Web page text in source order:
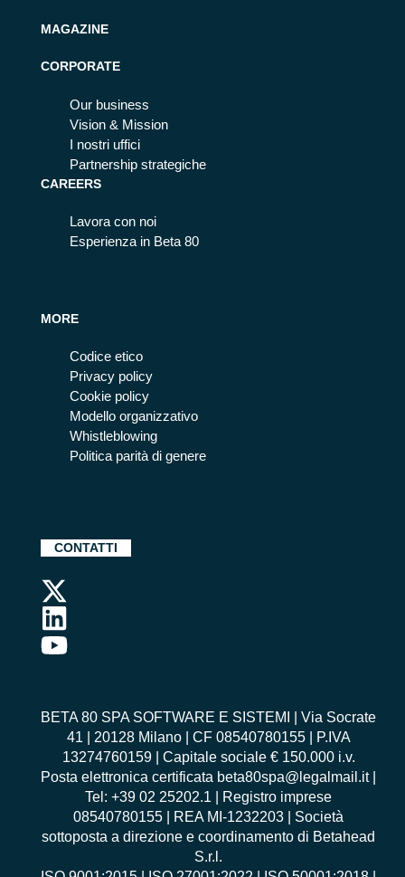
MAGAZINE
CORPORATE
Our business
Vision & Mission
I nostri uffici
Partnership strategiche
CAREERS
Lavora con noi
Esperienza in Beta 80
MORE
Codice etico
Privacy policy
Cookie policy
Modello organizzativo
Whistleblowing
Politica parità di genere
CONTATTI
BETA 80 SPA SOFTWARE E SISTEMI | Via Socrate
41 | 20128 Milano | CF 08540780155 | P.IVA
13274760159 | Capitale sociale € 150.000 i.v.
Posta elettronica certificata beta80spa@legalmail.it |
Tel: +39 02 25202.1 | Registro imprese
08540780155 | REA MI-1232203 | Società
sottoposta a direzione e coordinamento di Betahead
S.r.l.